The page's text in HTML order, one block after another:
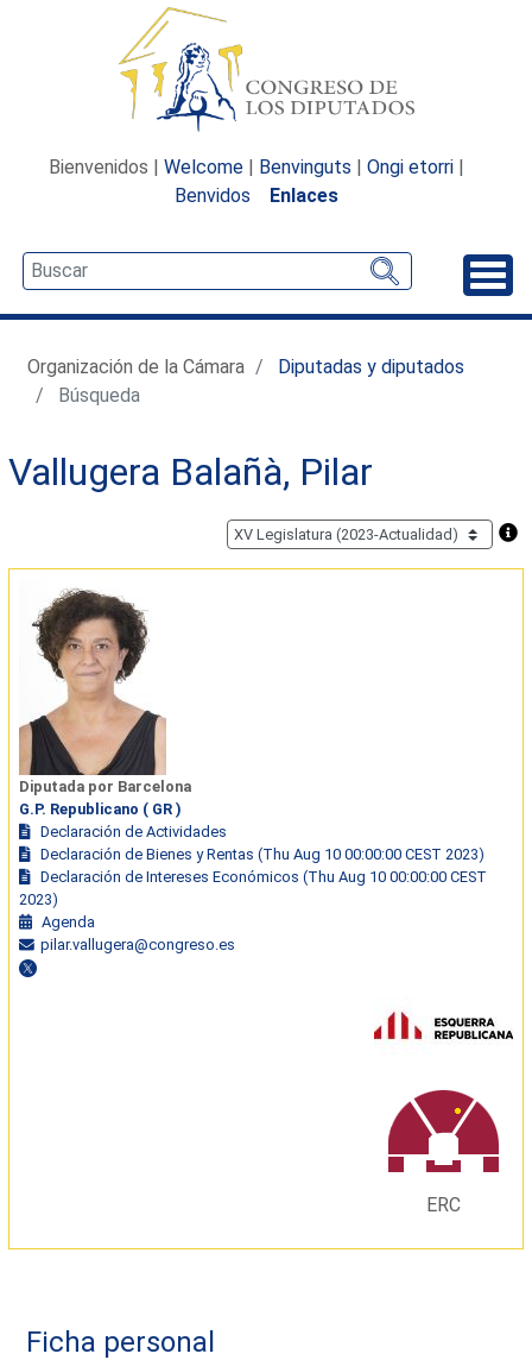
Bienvenidos | Welcome | Benvinguts | Ongi etorri |
Benvidos
Enlaces
Organización de la Cámara
Diputadas y diputados
Búsqueda
Vallugera Balañà, Pilar
Diputada por Barcelona
G.P. Republicano ( GR )
Declaración de Actividades
Declaración de Bienes y Rentas (Thu Aug 10 00:00:00 CEST 2023)
Declaración de Intereses Económicos (Thu Aug 10 00:00:00 CEST
2023)
Agenda
pilar.vallugera@congreso.es
ERC
Ficha personal